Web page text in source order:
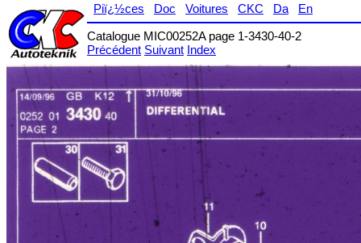
Piï¿½ces Doc Voitures CKC Da
En
Catalogue MIC00252A page 1-3430-40-2
Précédent Suivant Index